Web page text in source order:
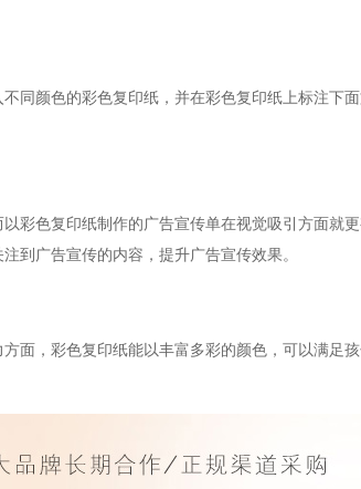
同颜色的彩色复印纸，并在彩色复印纸上标注下
彩色复印纸制作的广告宣传单在视觉吸引方面就
到广告宣传的内容，提升广告宣传效果。
面，彩色复印纸能以丰富多彩的颜色， 可以满足